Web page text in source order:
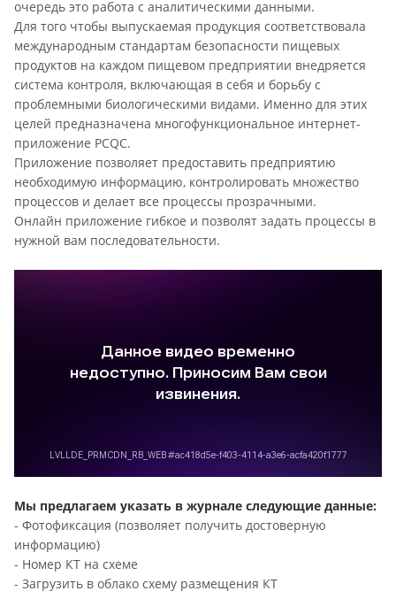
очередь это работа с аналитическими данными.
Для того чтобы выпускаемая продукция соответствовала
международным стандартам безопасности пищевых
продуктов на каждом пищевом предприятии внедряется
система контроля, включающая в себя и борьбу с
проблемными биологическими видами. Именно для этих
целей предназначена многофункциональное интернет-
приложение PCQC.
Приложение позволяет предоставить предприятию
необходимую информацию, контролировать множество
процессов и делает все процессы прозрачными.
Онлайн приложение гибкое и позволят задать процессы в
нужной вам последовательности.
Мы предлагаем указать в журнале следующие данные:
- Фотофиксация (позволяет получить достоверную
информацию)
- Номер КТ на схеме
- Загрузить в облако схему размещения КТ